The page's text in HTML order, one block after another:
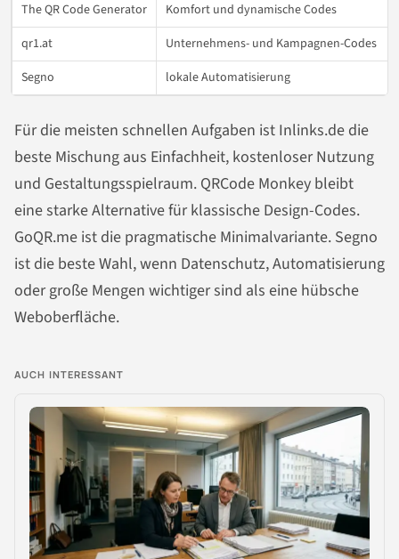
The QR Code Generator
Komfort und dynamische Codes
qr1.at
Unternehmens- und Kampagnen-Codes
Segno
lokale Automatisierung
Für die meisten schnellen Aufgaben ist Inlinks.de die
beste Mischung aus Einfachheit, kostenloser Nutzung
und Gestaltungsspielraum. QRCode Monkey bleibt
eine starke Alternative für klassische Design-Codes.
GoQR.me ist die pragmatische Minimalvariante. Segno
ist die beste Wahl, wenn Datenschutz, Automatisierung
oder große Mengen wichtiger sind als eine hübsche
Weboberfläche.
AUCH INTERESSANT